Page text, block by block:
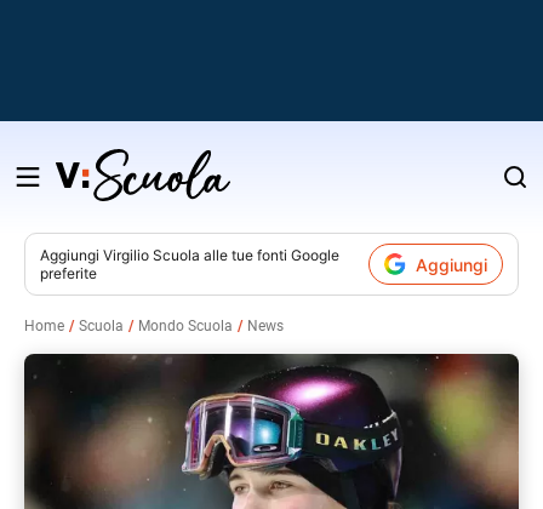
Salta
contenuto
Aggiungi Virgilio Scuola alle tue fonti Google
preferite
Aggiungi
Home Scuola Mondo Scuola News